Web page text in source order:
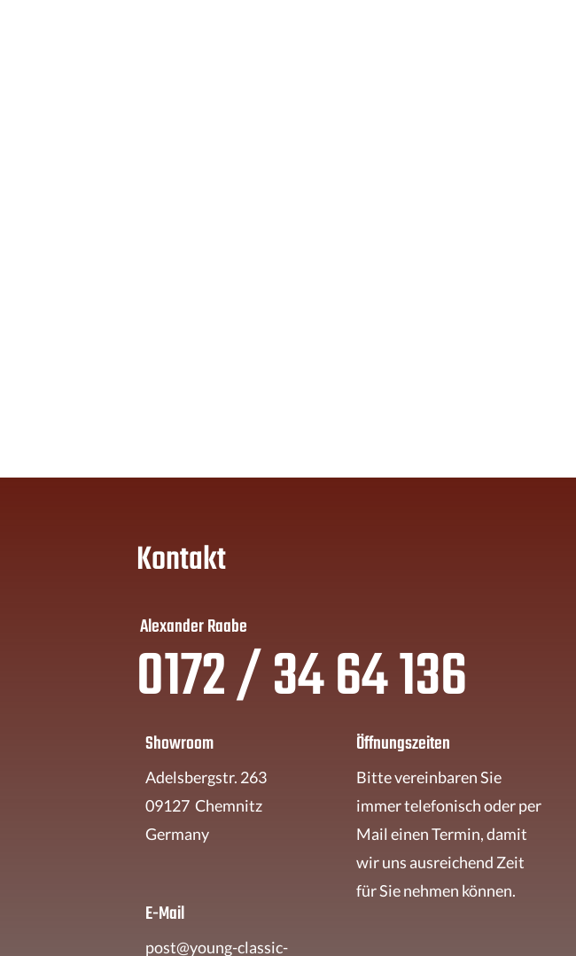
Kontakt
Alexander Raabe
0172 / 34 64 136
Showroom
Adelsbergstr. 263
09127 Chemnitz
Germany
E-Mail
post@young-classic-
Öffnungszeiten
Bitte vereinbaren Sie
immer telefonisch oder per
Mail einen Termin, damit
wir uns ausreichend Zeit
für Sie nehmen können.